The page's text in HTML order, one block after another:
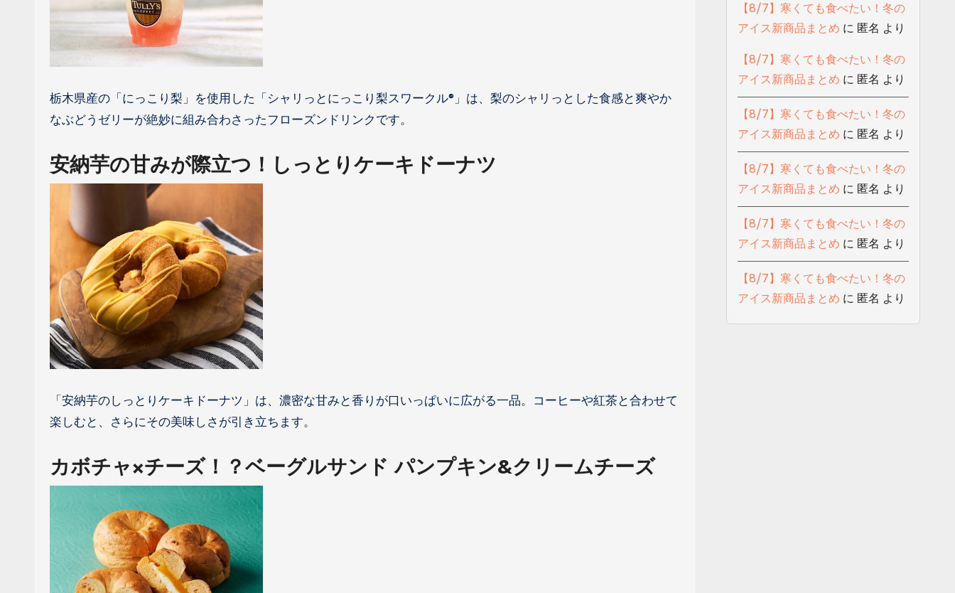
栃木県産の「にっこり梨」を使用した「シャリっとにっこり梨スワークル®」は、梨のシャリっとした食感と爽やか
なぶどうゼリーが絶妙に組み合わさったフローズンドリンクです。
安納芋の甘みが際立つ！しっとりケーキドーナツ
「安納芋のしっとりケーキドーナツ」は、濃密な甘みと香りが口いっぱいに広がる一品。コーヒーや紅茶と合わせて
楽しむと、さらにその美味しさが引き立ちます。
カボチャ×チーズ！？ベーグルサンド パンプキン&クリームチーズ
【8/7】寒くても食べたい！冬の
アイス新商品まとめ に 匿名 より
【8/7】寒くても食べたい！冬の
アイス新商品まとめ に 匿名 より
【8/7】寒くても食べたい！冬の
アイス新商品まとめ に 匿名 より
【8/7】寒くても食べたい！冬の
アイス新商品まとめ に 匿名 より
【8/7】寒くても食べたい！冬の
アイス新商品まとめ に 匿名 より
【8/7】寒くても食べたい！冬の
アイス新商品まとめ に 匿名 より